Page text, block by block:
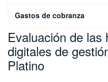
Gastos de cobranza
Evaluación de las
digitales de
Platino